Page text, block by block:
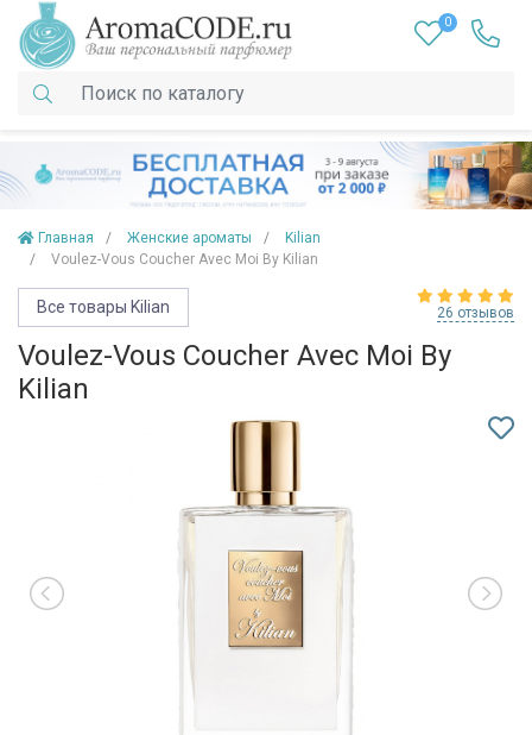
0
Главная Женские ароматы
Kilian
Voulez-Vous Coucher Avec Moi By Kilian
Все товары Kilian 26 отзывов
Voulez-Vous Coucher Avec Moi By
Kilian